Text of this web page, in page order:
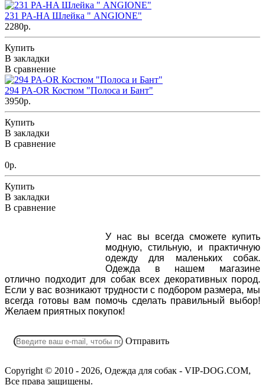
231 PA-HA Шлейка " ANGIONE"
2280р.
Купить
В закладки
В сравнение
294 PA-OR Костюм "Полоса и Бант"
3950р.
Купить
В закладки
В сравнение
0р.
Купить
В закладки
В сравнение
У нас вы всегда сможете купить
модную, стильную, и практичную
одежду для маленьких собак.
Одежда в нашем магазине
отлично подходит для собак всех декоративных пород.
Если у вас возникают трудности с подбором размера, мы
всегда готовы вам помочь сделать правильный выбор!
Желаем приятных покупок!
Отправить
Copyright © 2010 - 2026, Одежда для собак - VIP-DOG.COM,
Все права защищены.